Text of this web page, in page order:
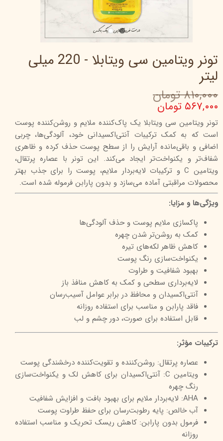
تونر ویتامین سی ویتابلا - 220 میلی
لیتر
۸۱۰,۰۰۰ تومان
۵۶۷,۰۰۰ تومان
تونر ویتامین سی ویتابلا یک پاک‌کننده ملایم و روشن‌کننده پوست
است که به کمک ترکیبات آنتی‌اکسیدانی خود، آلودگی‌ها، چربی
اضافی و باقی‌مانده آرایش را از سطح پوست حذف کرده و ظاهری
شفاف‌تر و یکنواخت‌تر ایجاد می‌کند. این تونر با عصاره پرتقال،
ویتامین C و ترکیبات لایه‌بردار ملایم، پوست را برای جذب بهتر
محصولات مراقبتی آماده می‌سازد و بدون پارابن فرموله شده است.
ویژگی‌ها و مزایا:
پاکسازی ملایم پوست و حذف آلودگی‌ها
کمک به روشن‌تر شدن چهره
کاهش ظاهر لکه‌های تیره
یکنواخت‌سازی رنگ پوست
بهبود شفافیت و طراوت
لایه‌برداری سطحی و کمک به کاهش منافذ باز
آنتی‌اکسیدان و محافظ در برابر عوامل آسیب‌رسان
فاقد پارابن و مناسب برای استفاده روزانه
قابل استفاده برای صورت، دور چشم و لب
ترکیبات مؤثر:
عصاره پرتقال: روشن‌کننده و تقویت‌کننده درخشندگی پوست
ویتامین C: آنتی‌اکسیدان برای کاهش لک و یکنواخت‌سازی
رنگ چهره
AHA: لایه‌بردار ملایم برای بهبود بافت و افزایش شفافیت
آب خالص: پایه رطوبت‌رسان برای حفظ طراوت پوست
فرمول بدون پارابن: کاهش ریسک تحریک و مناسب استفاده
روزانه